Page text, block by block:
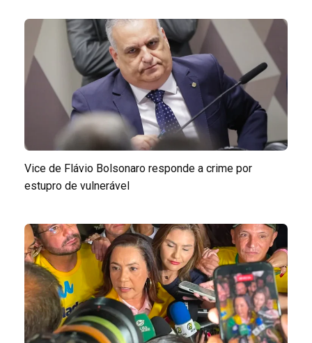
Vice de Flávio Bolsonaro responde a crime por
estupro de vulnerável